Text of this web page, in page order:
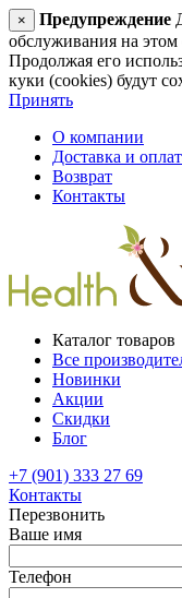
× Предупреждение
обслуживания на этом
Продолжая его
куки (cookies) будут
Принять
О компании
Доставка и
Возврат
Контакты
Каталог товаров
Все
Новинки
Акции
Скидки
Блог
+7 (901) 333 27 69
Контакты
Перезвонить
Ваше имя
Телефон